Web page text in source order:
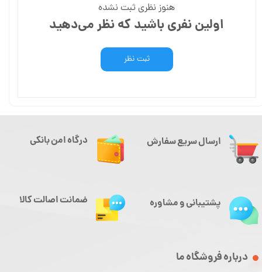
هنوز نظری ثبت نشده
اولین نفری باشید که نظر می‌دهید
ثبت نظر
ارسال سریع سفارش
درباره فروشگاه ما
درگاه امن بانکی
پشتیبانی و مشاوره ضمانت اصالت کالا